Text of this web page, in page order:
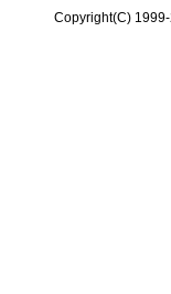
Copyright(C)